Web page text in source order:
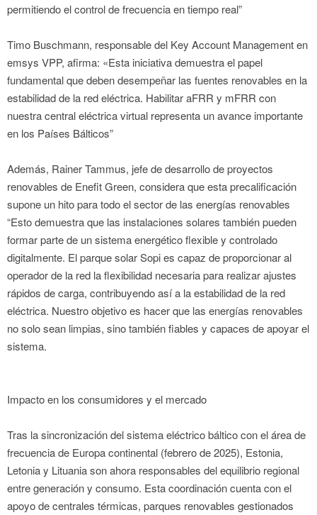
permitiendo el control de frecuencia en tiempo real”
Timo Buschmann, responsable del Key Account Management en
emsys VPP, afirma: «Esta iniciativa demuestra el papel
fundamental que deben desempeñar las fuentes renovables en la
estabilidad de la red eléctrica. Habilitar aFRR y mFRR con
nuestra central eléctrica virtual representa un avance importante
en los Países Bálticos”
Además, Rainer Tammus, jefe de desarrollo de proyectos
renovables de Enefit Green, considera que esta precalificación
supone un hito para todo el sector de las energías renovables
“Esto demuestra que las instalaciones solares también pueden
formar parte de un sistema energético flexible y controlado
digitalmente. El parque solar Sopi es capaz de proporcionar al
operador de la red la flexibilidad necesaria para realizar ajustes
rápidos de carga, contribuyendo así a la estabilidad de la red
eléctrica. Nuestro objetivo es hacer que las energías renovables
no solo sean limpias, sino también fiables y capaces de apoyar el
sistema.
Impacto en los consumidores y el mercado
Tras la sincronización del sistema eléctrico báltico con el área de
frecuencia de Europa continental (febrero de 2025), Estonia,
Letonia y Lituania son ahora responsables del equilibrio regional
entre generación y consumo. Esta coordinación cuenta con el
apoyo de centrales térmicas, parques renovables gestionados